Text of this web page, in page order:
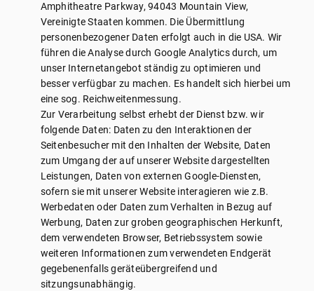
Amphitheatre Parkway, 94043 Mountain View,
Vereinigte Staaten kommen. Die Übermittlung
personenbezogener Daten erfolgt auch in die USA. Wir
führen die Analyse durch Google Analytics durch, um
unser Internetangebot ständig zu optimieren und
besser verfügbar zu machen. Es handelt sich hierbei um
eine sog. Reichweitenmessung.
Zur Verarbeitung selbst erhebt der Dienst bzw. wir
folgende Daten: Daten zu den Interaktionen der
Seitenbesucher mit den Inhalten der Website, Daten
zum Umgang der auf unserer Website dargestellten
Leistungen, Daten von externen Google-Diensten,
sofern sie mit unserer Website interagieren wie z.B.
Werbedaten oder Daten zum Verhalten in Bezug auf
Werbung, Daten zur groben geographischen Herkunft,
dem verwendeten Browser, Betriebssystem sowie
weiteren Informationen zum verwendeten Endgerät
gegebenenfalls geräteübergreifend und
sitzungsunabhängig.